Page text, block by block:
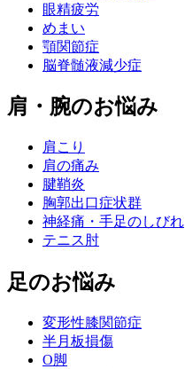
眼精疲労
めまい
顎関節症
脳脊髄液減少症
肩・腕のお悩み
肩こり
肩の痛み
腱鞘炎
胸郭出口症状群
神経痛・手足のしびれ
テニス肘
足のお悩み
変形性膝関節症
半月板損傷
O脚